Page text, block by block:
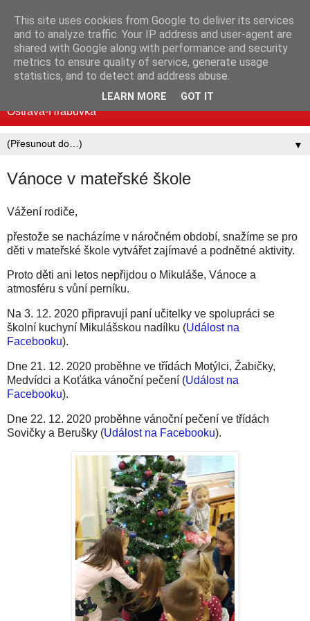
Mateřská škola MUDr.
Emílie Lukášové a Klegova
Standardní i logopedické třídy | Mjr. Nováka 30, 700 30
Ostrava-Hrabůvka
▼
Vánoce v mateřské škole
Vážení rodiče,
přestože se nacházíme v náročném období, snažíme se pro
děti v mateřské škole vytvářet zajímavé a podnětné aktivity.
Proto děti ani letos nepřijdou o Mikuláše, Vánoce a
atmosféru s vůní perníku.
Na 3. 12. 2020 připravují paní učitelky ve spolupráci se
školní kuchyní Mikulášskou nadílku (Událost na
Facebooku).
Dne 21. 12. 2020 proběhne ve třídách Motýlci, Žabičky,
Medvídci a Koťátka vánoční pečení (Událost na
Facebooku).
Dne 22. 12. 2020 proběhne vánoční pečení ve třídách
Sovičky a Berušky (Událost na Facebooku).
This site uses cookies from Google to deliver its services
and to analyze traffic. Your IP address and user-agent are
shared with Google along with performance and security
metrics to ensure quality of service, generate usage
statistics, and to detect and address abuse.
LEARN MORE GOT IT